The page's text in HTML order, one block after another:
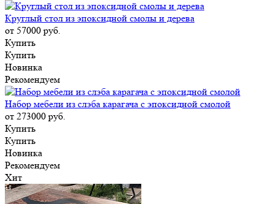
Круглый стол из эпоксидной смолы и дерева
от 57000 руб.
Купить
Купить
Новинка
Рекомендуем
Набор мебели из слэба карагача с эпоксидной смолой
от 273000 руб.
Купить
Купить
Новинка
Рекомендуем
Хит